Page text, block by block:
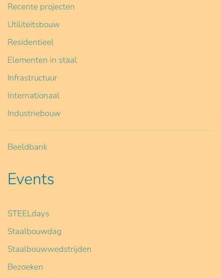
Recente projecten
Utiliteitsbouw
Residentieel
Elementen in staal
Infrastructuur
Internationaal
Industriebouw
Beeldbank
Events
STEELdays
Staalbouwdag
Staalbouwwedstrijden
Bezoeken